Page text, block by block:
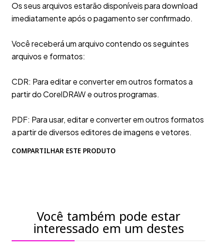
Os seus arquivos estarão disponíveis para download
imediatamente após o pagamento ser confirmado.
Você receberá um arquivo contendo os seguintes
arquivos e formatos:
CDR: Para editar e converter em outros formatos a
partir do CorelDRAW e outros programas.
PDF: Para usar, editar e converter em outros formatos
a partir de diversos editores de imagens e vetores.
COMPARTILHAR ESTE PRODUTO
Você também pode estar
interessado em um destes